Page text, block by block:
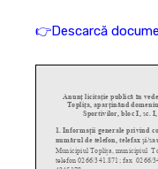
👉Descarcă